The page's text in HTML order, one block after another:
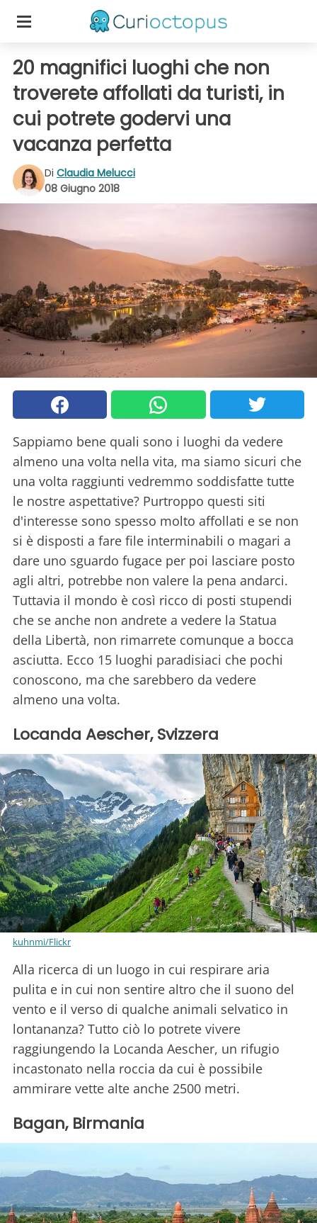
20 magnifici luoghi che non
troverete affollati da turisti, in
cui potrete godervi una
vacanza perfetta
Di Claudia Melucci
08 Giugno 2018
Sappiamo bene quali sono i luoghi da vedere
almeno una volta nella vita, ma siamo sicuri che
una volta raggiunti vedremmo soddisfatte tutte
le nostre aspettative? Purtroppo questi siti
d'interesse sono spesso molto affollati e se non
si è disposti a fare file interminabili o magari a
dare uno sguardo fugace per poi lasciare posto
agli altri, potrebbe non valere la pena andarci.
Tuttavia il mondo è così ricco di posti stupendi
che se anche non andrete a vedere la Statua
della Libertà, non rimarrete comunque a bocca
asciutta. Ecco 15 luoghi paradisiaci che pochi
conoscono, ma che sarebbero da vedere
almeno una volta.
Locanda Aescher, Svizzera
kuhnmi/Flickr
Alla ricerca di un luogo in cui respirare aria
pulita e in cui non sentire altro che il suono del
vento e il verso di qualche animali selvatico in
lontananza? Tutto ciò lo potrete vivere
raggiungendo la Locanda Aescher, un rifugio
incastonato nella roccia da cui è possibile
ammirare vette alte anche 2500 metri.
Bagan, Birmania